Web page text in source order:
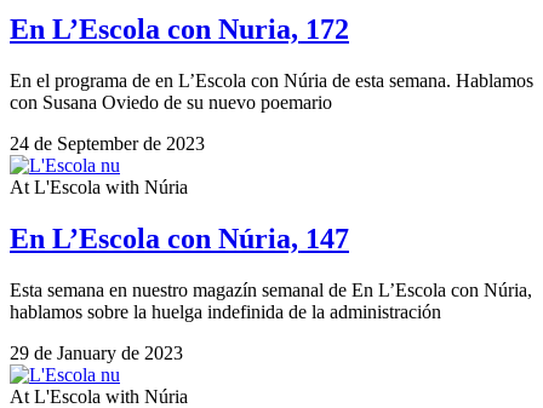
En L’Escola con Nuria, 172
En el programa de en L’Escola con Núria de esta semana. Hablamos
con Susana Oviedo de su nuevo poemario
24 de September de 2023
At L'Escola with Núria
En L’Escola con Núria, 147
Esta semana en nuestro magazín semanal de En L’Escola con Núria,
hablamos sobre la huelga indefinida de la administración
29 de January de 2023
At L'Escola with Núria